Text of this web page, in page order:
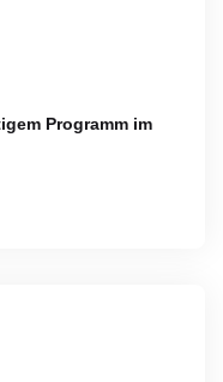
Programm im